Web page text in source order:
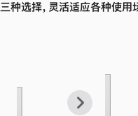
面
面
三种选择，灵活适应各种使用
上
下